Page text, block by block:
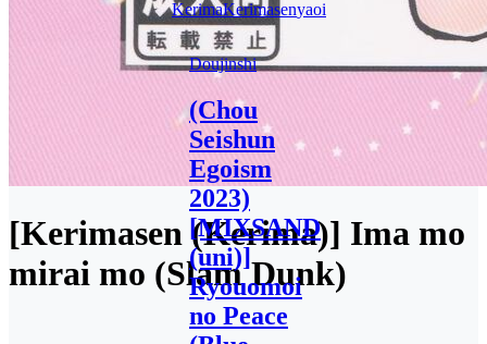
[Kerimasen (Kerima)] Ima mo
mirai mo (Slam Dunk)
KerimaKerimasenyaoi
Doujinshi
(Chou
Seishun
Egoism
2023)
[MIXSAND
(uni)]
Ryouomoi
no Peace